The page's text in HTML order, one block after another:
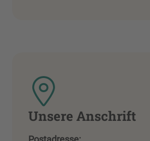
Unsere Anschrift